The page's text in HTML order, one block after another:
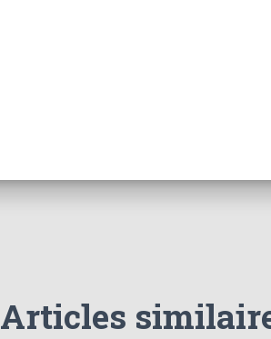
Articles